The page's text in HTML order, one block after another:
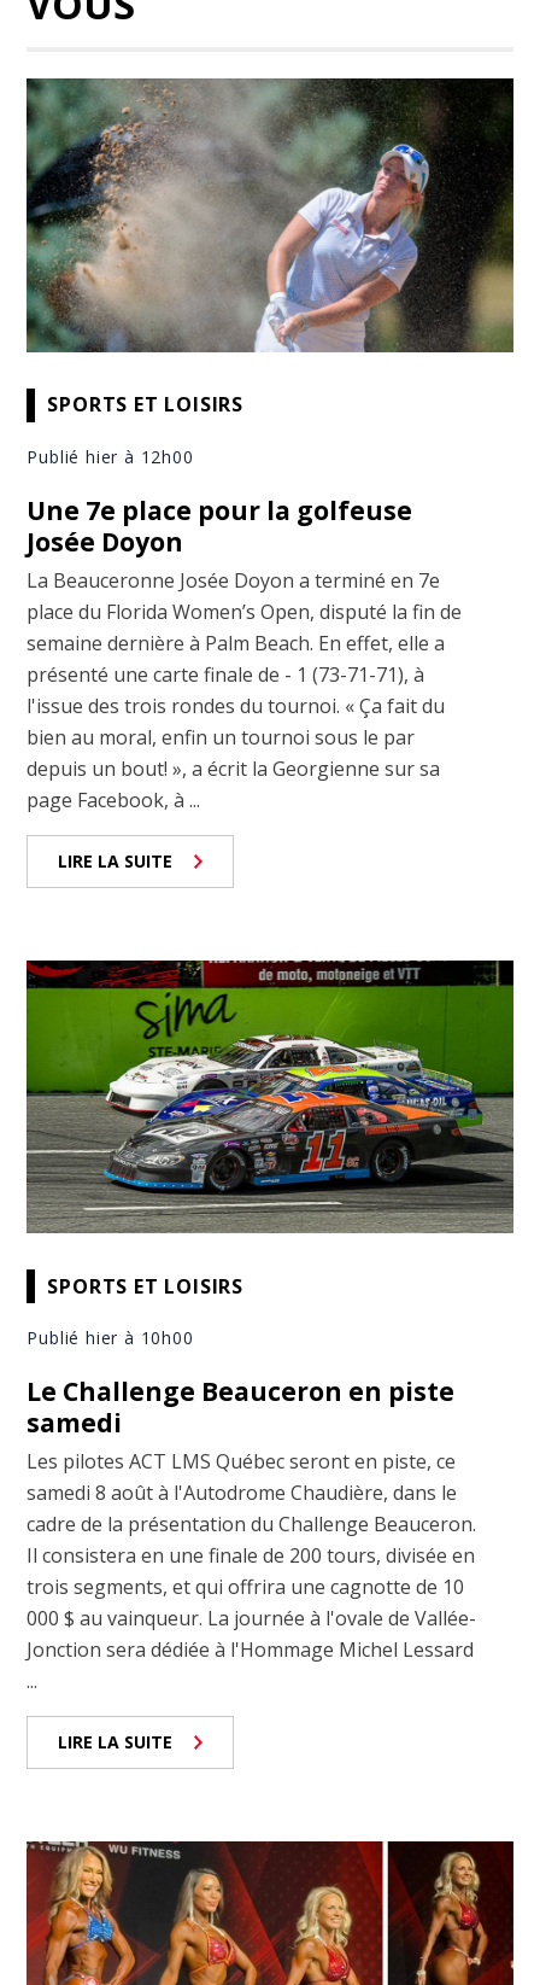
SPORTS ET LOISIRS
Publié hier à 12h00
Une 7e place pour la golfeuse
Josée Doyon
La Beauceronne Josée Doyon a terminé en 7e
place du Florida Women’s Open, disputé la fin de
semaine dernière à Palm Beach. En effet, elle a
présenté une carte finale de - 1 (73-71-71), à
l'issue des trois rondes du tournoi. « Ça fait du
bien au moral, enfin un tournoi sous le par
depuis un bout! », a écrit la Georgienne sur sa
page Facebook, à ...
LIRE LA SUITE
SPORTS ET LOISIRS
Publié hier à 10h00
Le Challenge Beauceron en piste
samedi
Les pilotes ACT LMS Québec seront en piste, ce
samedi 8 août à l'Autodrome Chaudière, dans le
cadre de la présentation du Challenge Beauceron.
Il consistera en une finale de 200 tours, divisée en
trois segments, et qui offrira une cagnotte de 10
000 $ au vainqueur. La journée à l'ovale de Vallée-
Jonction sera dédiée à l'Hommage Michel Lessard
...
LIRE LA SUITE